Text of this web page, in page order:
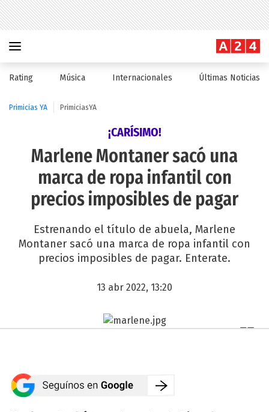
Rating Música Internacionales Últimas Noticias
Primicias YA PrimiciasYA
¡CARÍSIMO!
Marlene Montaner sacó una
marca de ropa infantil con
precios imposibles de pagar
Estrenando el título de abuela, Marlene
Montaner sacó una marca de ropa infantil con
precios imposibles de pagar. Enterate.
13 abr 2022, 13:20